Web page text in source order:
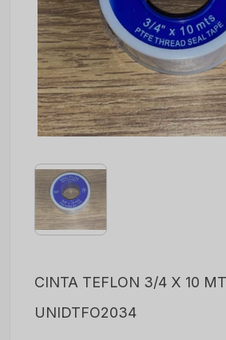
CINTA TEFLON 3/4 X 10
UNIDTFO2034